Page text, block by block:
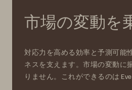
市場の変動を
対応力を高める効率と予測可能
ネスを支えます。市場の変動に
りません。これができるのは